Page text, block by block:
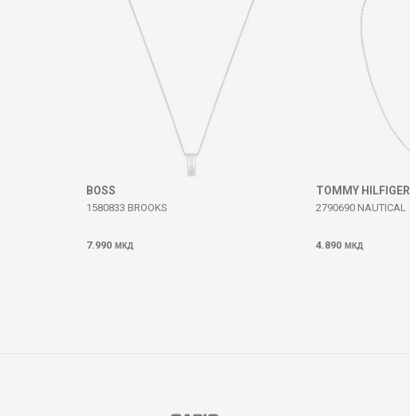
BOSS
1580833 BROOKS
7.990 МКД
TOMMY HILFIGER
2790690 NAUTICAL
4.890 МКД